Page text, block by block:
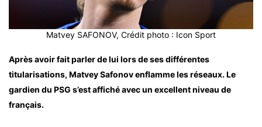
Matvey SAFONOV, Crédit photo : Icon Sport
Après avoir fait parler de lui lors de ses différentes
titularisations, Matvey Safonov enflamme les réseaux. Le
gardien du PSG s’est affiché avec un excellent niveau de
français.